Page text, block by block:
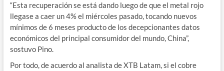
“Esta recuperación se está dando luego de que el metal rojo
llegase a caer un 4% el miércoles pasado, tocando nuevos
mínimos de 6 meses producto de los decepcionantes datos
económicos del principal consumidor del mundo, China”,
sostuvo Pino.
Por todo, de acuerdo al analista de XTB Latam, si el cobre